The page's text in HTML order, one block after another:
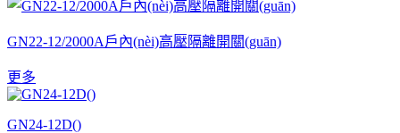
GN22-12/2000A戶內(nèi)高壓隔離開關(guān)
更多
GN24-12D()